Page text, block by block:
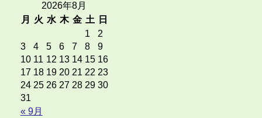
2026年8月
月
火 水 木 金 土 日
« 9月
1
2
3
4 5 6 7 8
9
10 11 12 13 14 15 16
17 18 19 20 21 22 23
24 25 26 27 28 29 30
31